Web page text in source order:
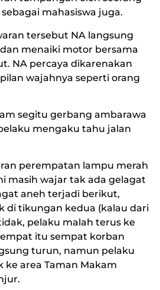
mahasiswa juga.
tersebut NA langsung
menaiki motor bersama
NA percaya dikarenakan
wajahnya seperti orang
segitu gerbang ambarawa
mengaku tahu jalan
perempatan lampu merah
masih wajar tak ada gelagat
aneh terjadi berikut,
di tikungan kedua (kalau dari
pelaku malah terus ke
itu sempat korban
turun, namun pelaku
ke area Taman Makam